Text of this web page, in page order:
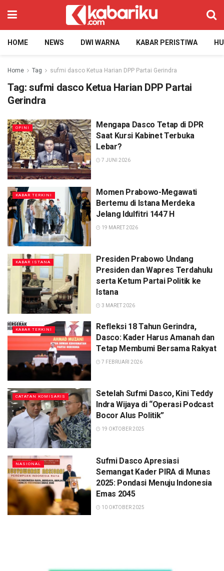
HOME NEWS DWI WARNA KABAR PERISTIWA
Home Tag sufmi dasco Ketua Harian DPP Partai Gerindra
Tag: sufmi dasco Ketua Harian DPP Partai
Gerindra
OPINI
Mengapa Dasco Tetap di DPR
Saat Kursi Kabinet Terbuka
Lebar?
7 JUNI 2026
KABAR TERKINI
Momen Prabowo-Megawati
Bertemu di Istana Merdeka
Jelang Idulfitri 1447 H
19 MARET 2026
KABAR ISTANA
Presiden Prabowo Undang
Presiden dan Wapres Terdahulu
serta Ketum Partai Politik ke
Istana
3 MARET 2026
KABAR TERKINI
Refleksi 18 Tahun Gerindra,
Dasco: Kader Harus Amanah dan
Tetap Membumi Bersama Rakyat
7 FEBRUARI 2026
CATATAN KOMISARIS
Setelah Sufmi Dasco, Kini Teddy
Indra Wijaya di “Operasi Podcast
Bocor Alus Politik”
19 OKTOBER 2025
NASIONAL
Sufmi Dasco Apresiasi
Semangat Kader PIRA di Munas
2025: Pondasi Menuju Indonesia
Emas 2045
10 OKTOBER 2025